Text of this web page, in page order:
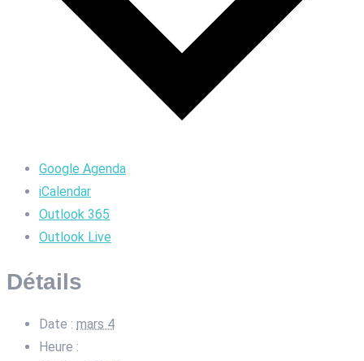
Google Agenda
iCalendar
Outlook 365
Outlook Live
Détails
Date : mars 4
Heure :